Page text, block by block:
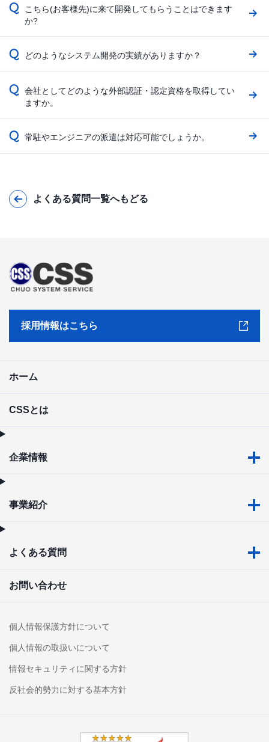
Q
こちら(お客様先)に来て開発してもらうことはできます
か?
Q どのようなシステム開発の実績がありますか？
Q
会社としてどのような外部認証・認定資格を取得してい
ますか。
Q 常駐やエンジニアの派遣は対応可能でしょうか。
よくある質問一覧へもどる
採用情報はこちら
ホーム
CSSとは
企業情報
事業紹介
よくある質問
お問い合わせ
個人情報保護方針について
個人情報の取扱いについて
情報セキュリティに関する方針
反社会的勢力に対する基本方針